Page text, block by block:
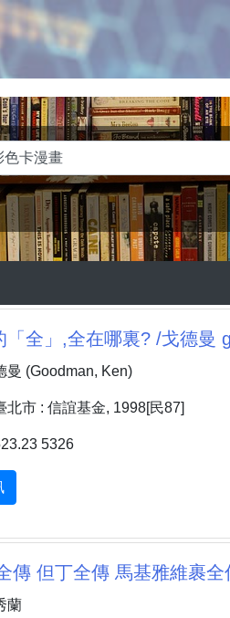
「全」,全在哪裏? /戈德曼
曼 (Goodman, Ken)
北市 : 信誼基金, 1998[民87]
5326
傳 但丁全傳 馬基雅維裹
蘭